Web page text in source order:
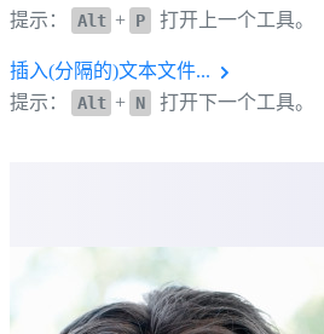
提示：
Alt + P 打开上一个工具。
插入(分隔的)文本文件...
提示：
Alt + N 打开下一个工具。